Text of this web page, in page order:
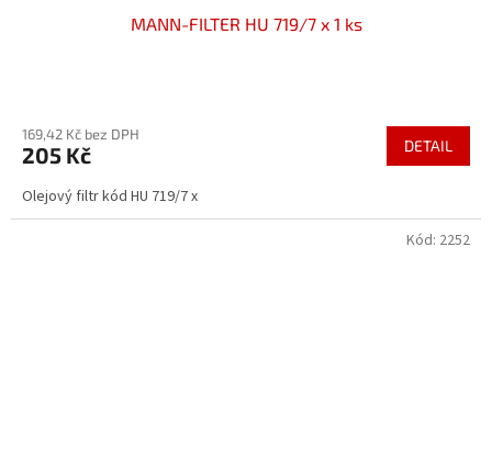
MANN-FILTER HU 719/7 x 1 ks
produktu
je
z
5
169,42 Kč bez DPH
205 Kč DETAIL
Olejový filtr kód HU 719/7 x
Kód: 2252